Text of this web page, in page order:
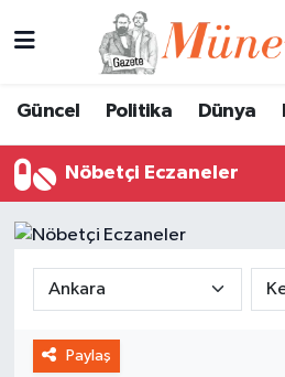
Güncel Politika Dünya
Nöbetçi Eczaneler
Paylaş
Eğitim
Sağlık
Tüm Manşetler
Son Dakika Haberleri